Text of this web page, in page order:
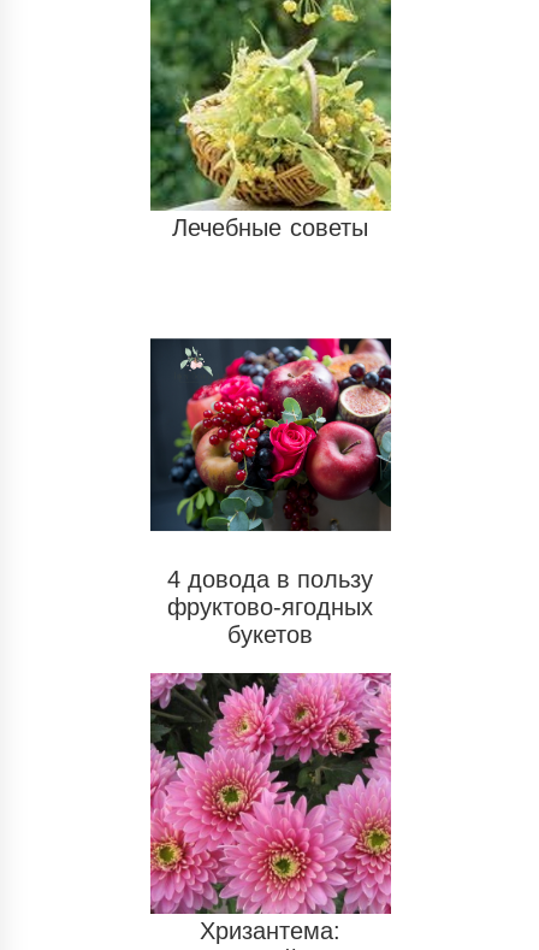
Лечебные советы
4 довода в пользу
фруктово-ягодных
букетов
Хризантема: